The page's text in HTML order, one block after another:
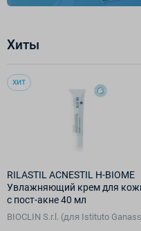
Хиты
GmbH, Германия)
ХИТ
RILASTIL ACNESTIL H-BIOME
Увлажняющий крем для
с пост-акне 40 мл
BIOCLIN S.r.l. (для Istituto